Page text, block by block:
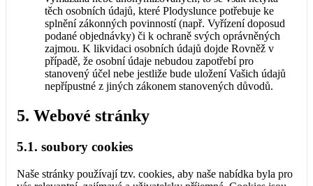
těch osobních údajů, které Plodyslunce potřebuje ke
splnění zákonných povinností (např. Vyřízení doposud
podané objednávky) či k ochraně svých oprávněných
zajmou. K likvidaci osobních údajů dojde Rovněž v
případě, že osobní údaje nebudou zapotřebí pro
stanovený účel nebe jestliže bude uložení Vašich údajů
nepřípustné z jiných zákonem stanovených důvodů.
5. Webové stránky
5.1. soubory cookies
Naše stránky používají tzv. cookies, aby naše nabídka byla pro